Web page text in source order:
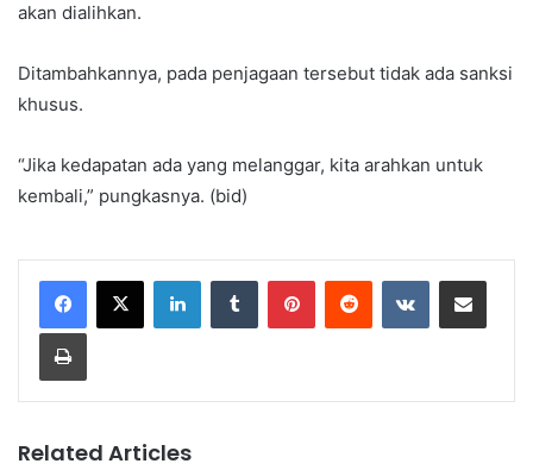
akan dialihkan.
Ditambahkannya, pada penjagaan tersebut tidak ada sanksi
khusus.
“Jika kedapatan ada yang melanggar, kita arahkan untuk
kembali,” pungkasnya. (bid)
LinkedInTumblr PinterestReddit VKontakteShare via Email
Print
Related Articles